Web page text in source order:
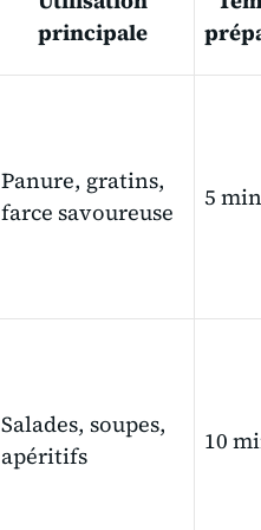
principale
Panure, gratins,
farce savoureuse
5
Salades, soupes,
apéritifs
10